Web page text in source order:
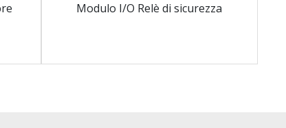
Modulo I/O Relè di sicurezza